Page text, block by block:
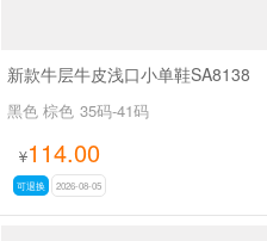
新款牛层牛皮浅口小单鞋SA8138
黑色 棕色 35码-41码
¥114.00
可退换 2026-08-05